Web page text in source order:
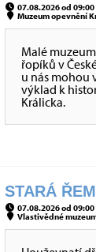
07.08.2026 od
Muzeum opevnění
Malé
řopíků v
u nás mohou
výklad k
Králicka.
STARÁ
07.08.2026 od
Vlastivědné